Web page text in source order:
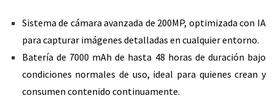
Sistema de cámara avanzada de 200MP, optimizada con IA
para capturar imágenes detalladas en cualquier entorno.
Batería de 7000 mAh de hasta 48 horas de duración bajo
condiciones normales de uso, ideal para quienes crean y
consumen contenido continuamente.